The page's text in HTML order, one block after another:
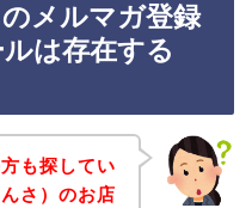
メルマガ登録
は存在する
も探してい
さ）のお店